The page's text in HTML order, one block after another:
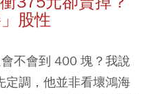
股性
不會到 400 塊？我說
調，他並非看壞鴻海